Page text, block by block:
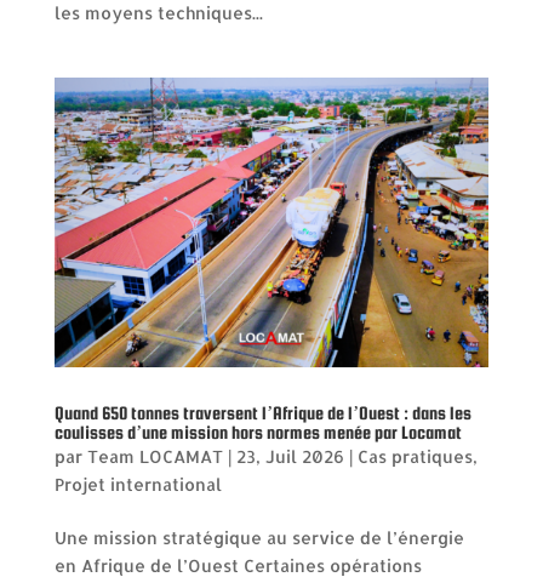
les moyens techniques...
Quand 650 tonnes traversent l’Afrique de l’Ouest : dans les
coulisses d’une mission hors normes menée par Locamat
par Team LOCAMAT| 23, Juil 2026 | Cas pratiques,
Projet international
Une mission stratégique au service de l’énergie
en Afrique de l’Ouest Certaines opérations